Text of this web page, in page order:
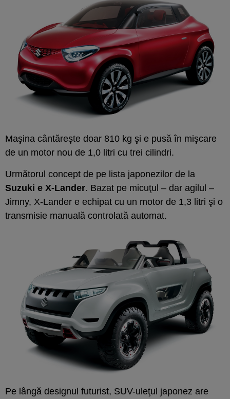
Maşina cântăreşte doar 810 kg şi e pusă în mişcare
de un motor nou de 1,0 litri cu trei cilindri.
Următorul concept de pe lista japonezilor de la
Suzuki e X-Lander. Bazat pe micuţul – dar agilul –
Jimny, X-Lander e echipat cu un motor de 1,3 litri şi o
transmisie manuală controlată automat.
Pe lângă designul futurist, SUV-uleţul japonez are